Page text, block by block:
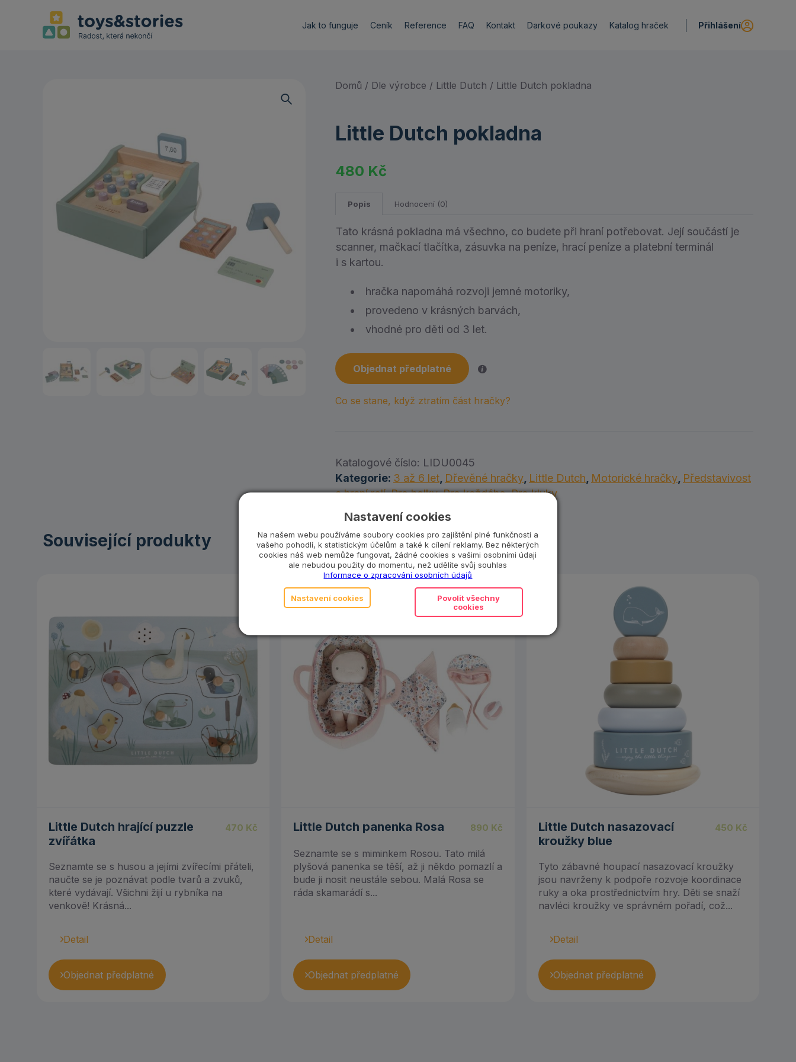
Jak to funguje Ceník Reference FAQ Kontakt Darkové poukazy Katalog hraček Přihlášení
Domů / Dle výrobce / Little Dutch / Little Dutch pokladna
Little Dutch pokladna
480 Kč
Popis Hodnocení (0)
Tato krásná pokladna má všechno, co budete při hraní potřebovat. Její součástí je
scanner, mačkací tlačítka, zásuvka na peníze, hrací peníze a platební terminál
i s kartou.
hračka napomáhá rozvoji jemné motoriky,
provedeno v krásných barvách,
vhodné pro děti od 3 let.
Objednat předplatné
Co se stane, když ztratím část hračky?
Katalogové číslo: LIDU0045
Kategorie: 3 až 6 let Dřevěné hračky Little Dutch Motorické hračky Představivost
a hraní rolí,Pro holky,Pro každého,Pro kluky
Související produkty
Little Dutch hrající puzzle
zvířátka
470 Kč
Seznamte se s husou a jejími zvířecími přáteli,
naučte se je poznávat podle tvarů a zvuků,
které vydávají. Všichni žijí u rybníka na
venkově! Krásná...
Detail
Objednat předplatné
Little Dutch panenka Rosa 890 Kč
Seznamte se s miminkem Rosou. Tato milá
plyšová panenka se těší, až ji někdo pomazlí a
bude ji nosit neustále sebou. Malá Rosa se
ráda skamarádí s...
Detail
Objednat předplatné
Little Dutch nasazovací
kroužky blue
450 Kč
Tyto zábavné houpací nasazovací kroužky
jsou navrženy k podpoře rozvoje koordinace
ruky a oka prostřednictvím hry. Děti se snaží
navléci kroužky ve správném pořadí, což...
Detail
Objednat předplatné
Nastavení cookies
Na našem webu používáme soubory cookies pro zajištění plné funkčnosti a
vašeho pohodlí, k statistickým účelům a také k cílení reklamy. Bez některých
cookies náš web nemůže fungovat, žádné cookies s vašimi osobními údaji
ale nebudou použity do momentu, než udělíte svůj souhlas
Informace o zpracování osobních údajů
Nastavení cookies
Povolit všechny
cookies